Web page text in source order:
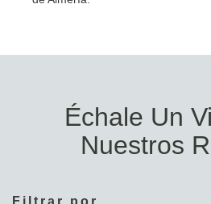
Échale Un
Nuestros
Filtrar por